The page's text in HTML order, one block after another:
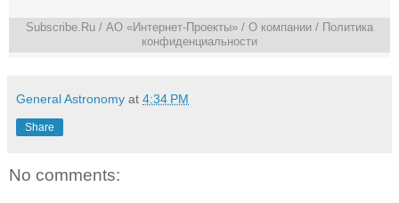
Subscribe.Ru / АО «Интернет-Проекты» / О компании / Политика
конфиденциальности
General Astronomy at 4:34 PM
Share
No comments: